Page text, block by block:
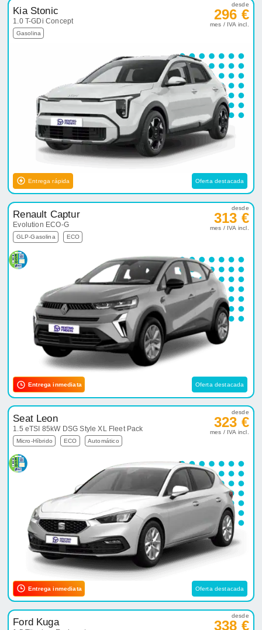
Kia Stonic
1.0 T-GDi Concept
Gasolina
desde
296 €
mes / IVA incl.
Entrega rápida Oferta destacada
Renault Captur
Evolution ECO-G
GLP-Gasolina ECO
desde
313 €
mes / IVA incl.
Entrega inmediata Oferta destacada
Seat Leon
1.5 eTSI 85kW DSG Style XL Fleet Pack
Micro-Híbrido ECO Automático
desde
323 €
mes / IVA incl.
Entrega inmediata Oferta destacada
Ford Kuga
desde
338 €